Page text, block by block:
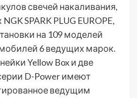
свечей накаливания,
SPARK PLUG EUROPE,
на 109 моделей
6 ведущих марок.
Yellow Box и две
D-Power имеют
ведущим